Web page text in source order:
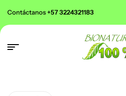
Contáctanos+57 3224321183